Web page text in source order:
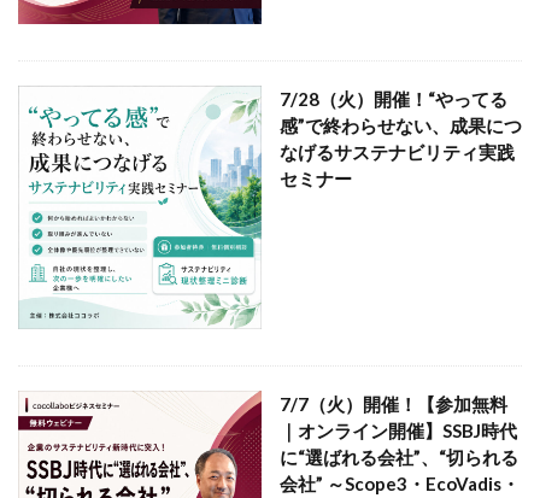
7/28（火）開催！“やってる
感”で終わらせない、成果につ
なげるサステナビリティ実践
セミナー
7/7（火）開催！【参加無料
｜オンライン開催】SSBJ時代
に“選ばれる会社”、“切られる
会社” ～Scope3・EcoVadis・
2025
2050 5回継続賞
BankART KAIKO
BankART Life7
BEYOND
BLUE BIRD COLLECTION
BUKATSUDO
CA/Browser Forum（CA/Bフォーラム）
CA/Bフォーラム
CAP
CDP
Child Assault Prevention
CO2ゼロ
CO2ゼロ印刷
CO2排出量削減
Co2排出量算定方法
COCOしのはら
COVID-19 Creative
CSR
CSR 活動報告誌
CSRの取り組み
CSR取り組み事例
CSR取組み
CSR報告会 CSR報告書
CSR活動
CSR活動報告誌
DIC DIG IT.
DTP